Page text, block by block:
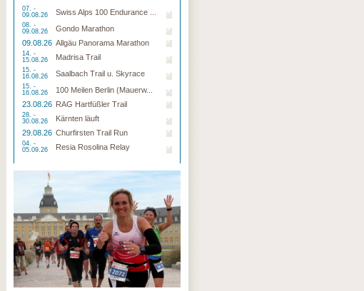
07. -
09.08.26
Swiss Alps 100 Endurance ...
08. -
09.08.26
Gondo Marathon
09.08.26 Allgäu Panorama Marathon
14. -
15.08.26
Madrisa Trail
15. -
16.08.26
Saalbach Trail u. Skyrace
15. -
16.08.26
100 Meilen Berlin (Mauerw...
23.08.26 RAG Hartfüßler Trail
28. -
30.08.26
Kärnten läuft
29.08.26 Churfirsten Trail Run
04. -
05.09.26
Resia Rosolina Relay